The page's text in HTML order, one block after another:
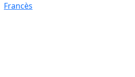
Francès